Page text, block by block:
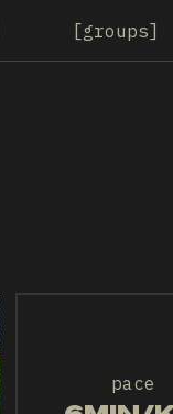
groups
pace